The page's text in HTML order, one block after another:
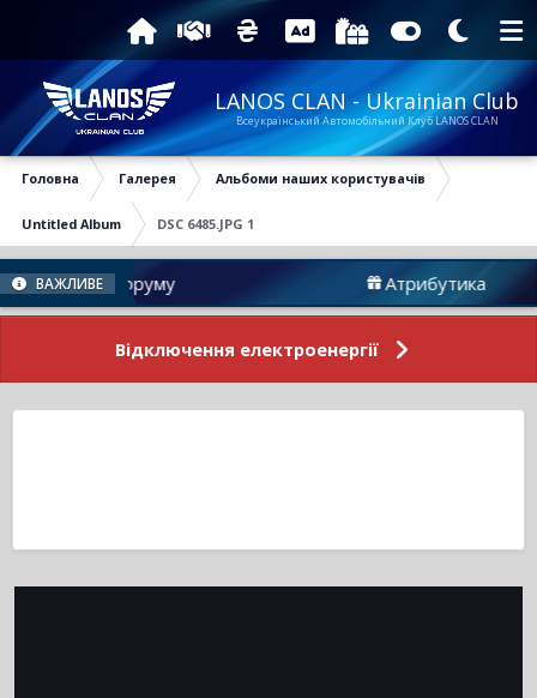
LANOS CLAN - Ukrainian Club
Всеукраїнський Автомобільний Клуб LANOS CLAN
Головна Галерея Альбоми наших користувачів
Untitled Album DSC 6485.JPG 1
ВАЖЛИВЕФоруму Атрибутика
Відключення електроенергії